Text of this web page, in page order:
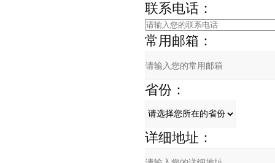
联系电话：
常用邮箱：
省份：
详细地址：